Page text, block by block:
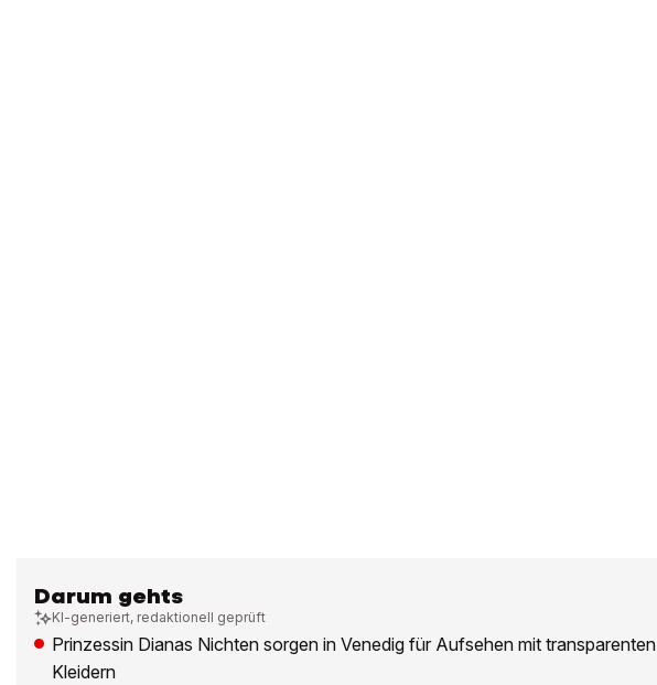
Darum gehts
KI-generiert, redaktionell geprüft
Prinzessin Dianas Nichten sorgen in Venedig für Aufsehen mit transparenten
Kleidern